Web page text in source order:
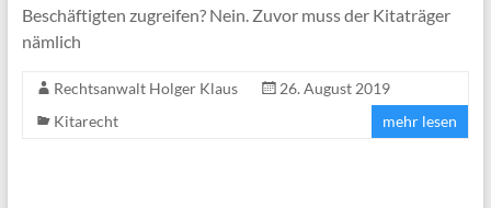
Beschäftigten zugreifen? Nein. Zuvor muss der Kitaträger
nämlich
Rechtsanwalt Holger Klaus
26. August 2019
Kitarecht
mehr lesen